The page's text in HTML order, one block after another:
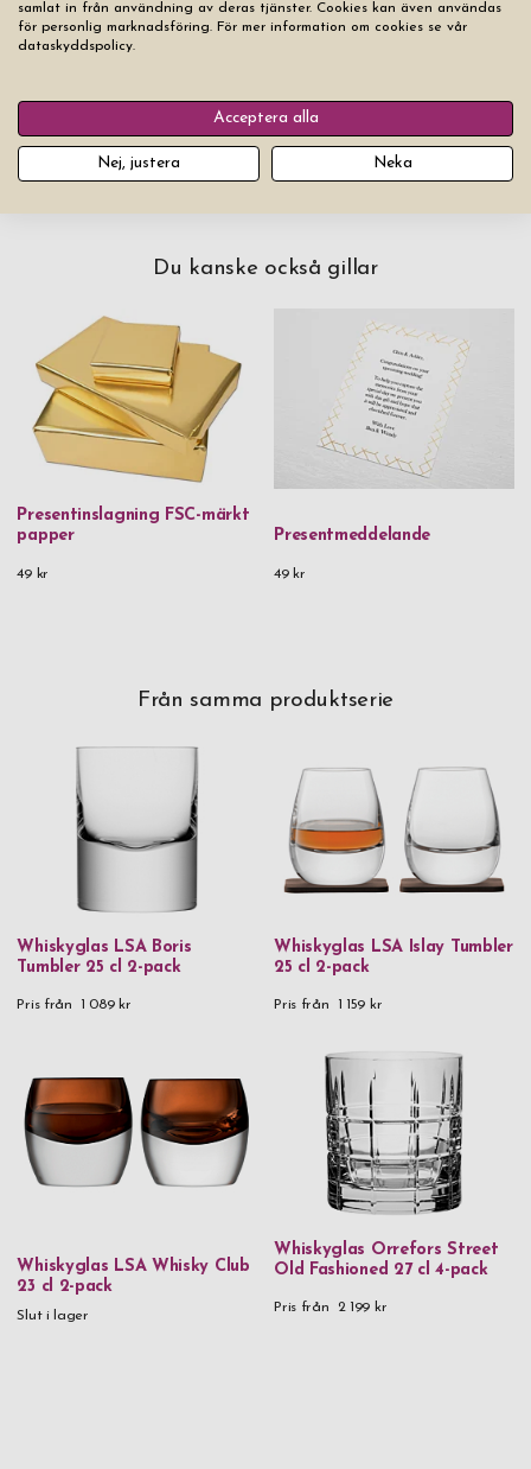
1 359,00 kr
Du kanske också gillar
Presentinslagning FSC-märkt
papper
49 kr
Presentmeddelande
49 kr
Från samma produktserie
Whiskyglas LSA Boris
Tumbler 25 cl 2-pack
Pris från 1 089 kr
Whiskyglas LSA Islay Tumbler
25 cl 2-pack
Pris från 1 159 kr
Whiskyglas LSA Whisky Club
23 cl 2-pack
Slut i lager
Whiskyglas Orrefors Street
Old Fashioned 27 cl 4-pack
Pris från 2 199 kr
samlat in från användning av deras tjänster. Cookies kan även användas
för personlig marknadsföring. För mer information om cookies se vår
dataskyddspolicy.
Acceptera alla
Nej, justera Neka